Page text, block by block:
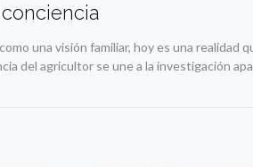
una visión familiar, hoy es una realidad
del agricultor se une a la investigación